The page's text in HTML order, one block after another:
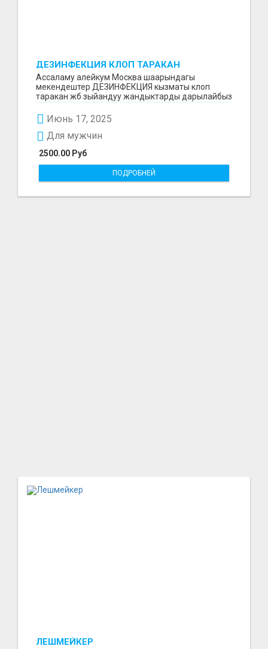
ДЕЗИНФЕКЦИЯ КЛОП ТАРАКАН
ДАРЫЛАЙБЫЗ
Ассаламу алейкум Москва шаарындагы
мекендештер ДЕЗИНФЕКЦИЯ кызматы клоп
таракан жб зыйандуу жандыктарды дарылайбыз
Июнь 17, 2025
2500.00 Руб
Для мужчин
ПОДРОБНЕЙ
ЛЕШМЕЙКЕР